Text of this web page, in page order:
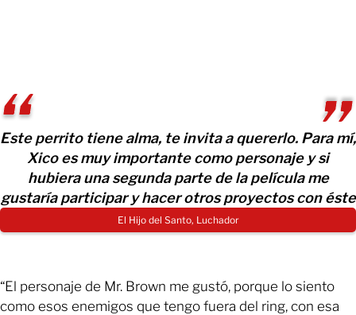
Este perrito tiene alma, te invita a quererlo. Para mí,
Xico es muy importante como personaje y si
hubiera una segunda parte de la película me
gustaría participar y hacer otros proyectos con éste
El Hijo del Santo, Luchador
“El personaje de Mr. Brown me gustó, porque lo siento
como esos enemigos que tengo fuera del ring, con esa